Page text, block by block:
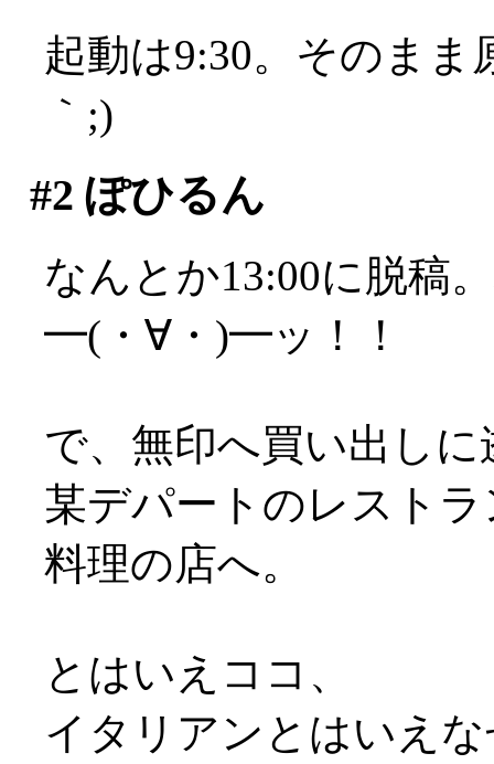
起動は9:30。そのまま
｀;)
#2 ぽひるん
なんとか13:00に脱稿
━(・∀・)━ッ！！
で、無印へ買い出し
某デパートのレスト
料理の店へ。
とはいえココ、
イタリアンとはいえ